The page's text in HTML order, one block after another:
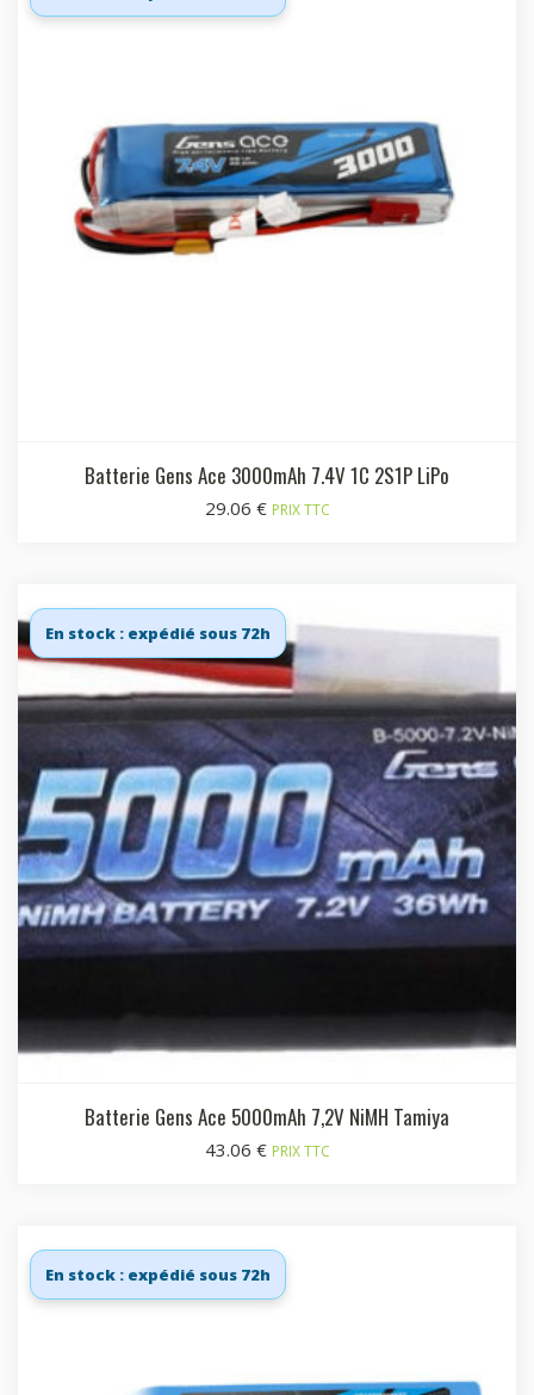
Batterie Gens Ace 3000mAh 7.4V 1C 2S1P LiPo
29.06 € PRIX TTC
En stock : expédié sous 72h
Batterie Gens Ace 5000mAh 7,2V NiMH Tamiya
43.06 € PRIX TTC
En stock : expédié sous 72h